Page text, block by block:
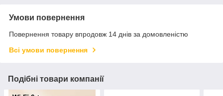
Умови повернення
Повернення товару впродовж 14 днів за домовленістю
Всі умови повернення
Подібні товари компанії